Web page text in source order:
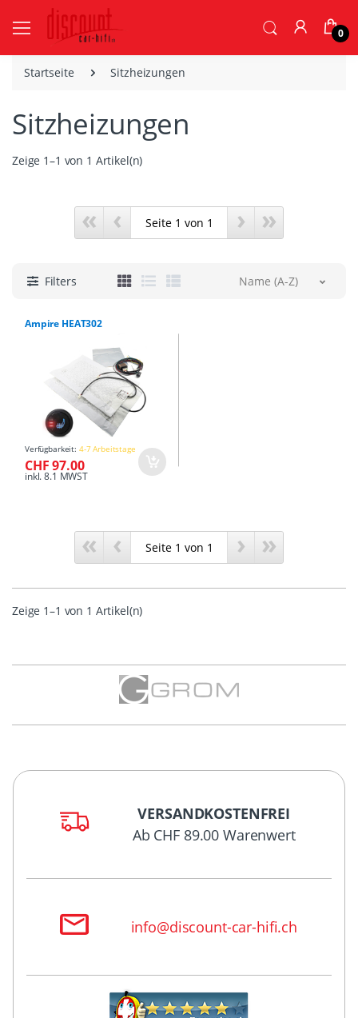
0
Startseite Sitzheizungen
Sitzheizungen
Zeige 1–1 von 1 Artikel(n)
« ‹ › »
Filters Name (A-Z)
Ampire HEAT302
Verfügbarkeit: 4-7 Arbeitstage
CHF 97.00
inkl. 8.1 MWST
« ‹ › »
Zeige 1–1 von 1 Artikel(n)
VERSANDKOSTENFREI
Ab CHF 89.00 Warenwert
info@discount-car-hifi.ch